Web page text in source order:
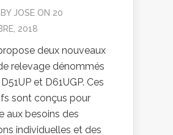
JOSE ON 20
2018
deux nouveaux
relevage dénommés
D51UP et D61UGP. Ces
sont conçus pour
aux besoins des
individuelles et des